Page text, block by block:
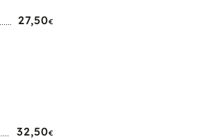
27,50€
32,50€